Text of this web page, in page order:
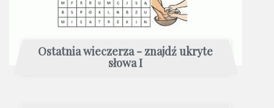
Ostatnia wieczerza - znajdź ukryte
słowa I